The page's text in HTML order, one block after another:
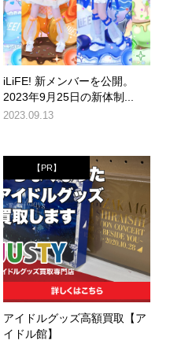
iLiFE! 新メンバーを公開。
2023年9月25日の新体制...
2023.09.13
【PR】
アイドルグッズ高額買取【ア
イドル館】